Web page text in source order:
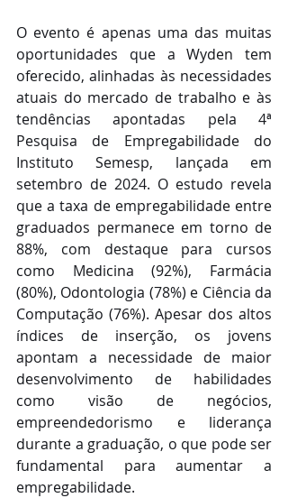
O evento é apenas uma das muitas
oportunidades que a Wyden tem
oferecido, alinhadas às necessidades
atuais do mercado de trabalho e às
tendências apontadas pela 4ª
Pesquisa de Empregabilidade do
Instituto Semesp, lançada em
setembro de 2024. O estudo revela
que a taxa de empregabilidade entre
graduados permanece em torno de
88%, com destaque para cursos
como Medicina (92%), Farmácia
(80%), Odontologia (78%) e Ciência da
Computação (76%). Apesar dos altos
índices de inserção, os jovens
apontam a necessidade de maior
desenvolvimento de habilidades
como visão de negócios,
empreendedorismo e liderança
durante a graduação, o que pode ser
fundamental para aumentar a
empregabilidade.